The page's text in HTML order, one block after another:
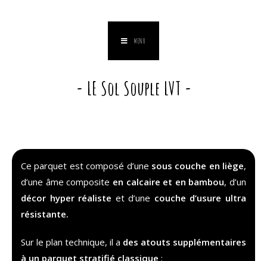
MENU
- LE Sol Souple LVT -
Ce parquet est composé d’une sous couche en liège,
d’une âme composite en calcaire et en bambou, d’un
décor hyper réaliste et d’une couche d’usure ultra
résistante.
Sur le plan technique, il a des atouts supplémentaires
à un parquet stratifié classique :